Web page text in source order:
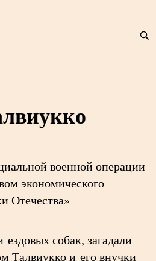
военной операции
экономического
Отечества»
собак, загадали
Талвиукко и его внучки